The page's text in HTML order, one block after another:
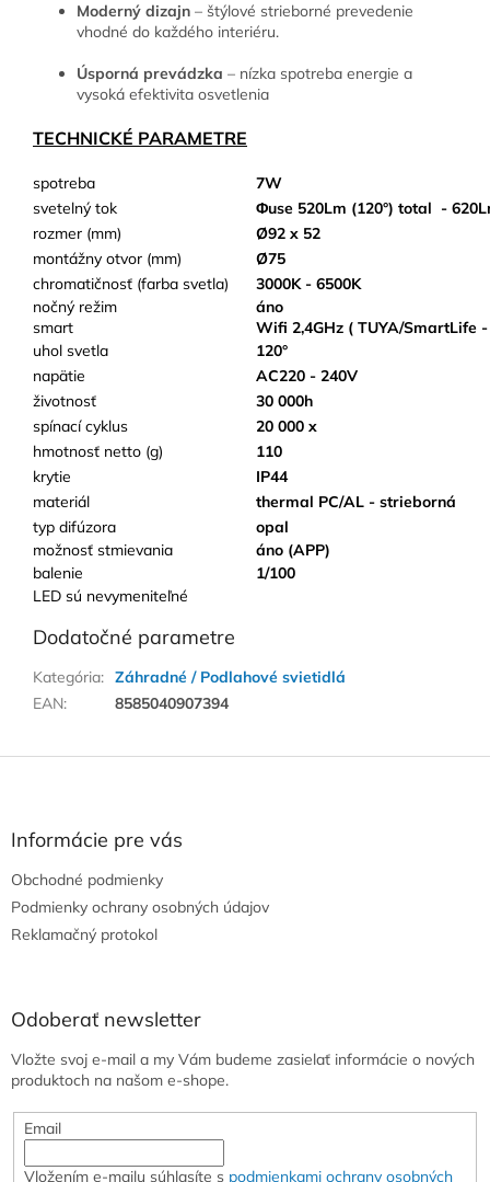
Moderný dizajn – štýlové strieborné prevedenie
vhodné do každého interiéru.
Úsporná prevádzka – nízka spotreba energie a
vysoká efektivita osvetlenia
TECHNICKÉ PARAMETRE
spotreba
7W
svetelný tok
Φuse 520Lm (120°) total -
rozmer (mm)
Ø92 x 52
montážny otvor (mm)
Ø75
chromatičnosť (farba svetla)
3000K - 6500K
nočný režim
áno
smart
Wifi 2,4GHz ( TUYA/SmartLife -
uhol svetla
120°
napätie
AC220 - 240V
životnosť
30 000h
spínací cyklus
20 000 x
hmotnosť netto (g)
110
krytie
IP44
materiál
thermal PC/AL - strieborná
typ difúzora
opal
možnosť stmievania
áno (APP)
balenie
1/100
LED sú nevymeniteľné
Dodatočné parametre
Kategória: Záhradné / Podlahové svietidlá
EAN: 8585040907394
Informácie pre vás
Obchodné podmienky
Podmienky ochrany osobných údajov
Reklamačný protokol
Odoberať newsletter
Vložte svoj e-mail a my Vám budeme zasielať informácie o nových
produktoch na našom e-shope.
Email
Vložením e-mailu súhlasíte s podmienkami ochrany osobných